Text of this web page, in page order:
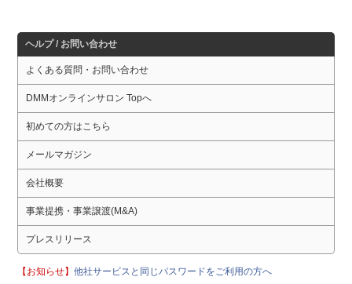
ヘルプ / お問い合わせ
よくある質問・お問い合わせ
DMMオンラインサロン Topへ
初めての方はこちら
メールマガジン
会社概要
事業提携・事業譲渡(M&A)
プレスリリース
【お知らせ】他社サービスと同じパスワードをご利用の方へ